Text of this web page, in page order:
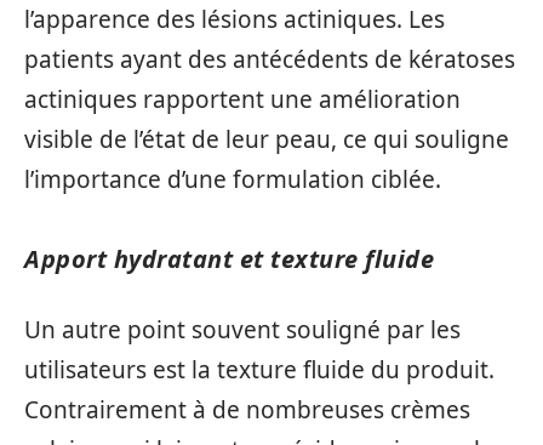
l’apparence des lésions actiniques. Les
patients ayant des antécédents de kératoses
actiniques rapportent une amélioration
visible de l’état de leur peau, ce qui souligne
l’importance d’une formulation ciblée.
Apport hydratant et texture fluide
Un autre point souvent souligné par les
utilisateurs est la texture fluide du produit.
Contrairement à de nombreuses crèmes